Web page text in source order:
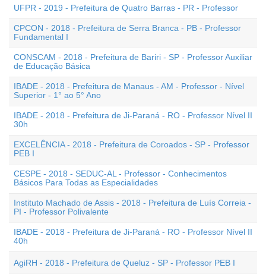
UFPR - 2019 - Prefeitura de Quatro Barras - PR - Professor
CPCON - 2018 - Prefeitura de Serra Branca - PB - Professor
Fundamental I
CONSCAM - 2018 - Prefeitura de Bariri - SP - Professor Auxiliar
de Educação Básica
IBADE - 2018 - Prefeitura de Manaus - AM - Professor - Nível
Superior - 1° ao 5° Ano
IBADE - 2018 - Prefeitura de Ji-Paraná - RO - Professor Nível II
30h
EXCELÊNCIA - 2018 - Prefeitura de Coroados - SP - Professor
PEB I
CESPE - 2018 - SEDUC-AL - Professor - Conhecimentos
Básicos Para Todas as Especialidades
Instituto Machado de Assis - 2018 - Prefeitura de Luís Correia -
PI - Professor Polivalente
IBADE - 2018 - Prefeitura de Ji-Paraná - RO - Professor Nível II
40h
AgiRH - 2018 - Prefeitura de Queluz - SP - Professor PEB I